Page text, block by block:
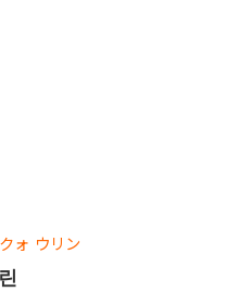
クォ ウリン